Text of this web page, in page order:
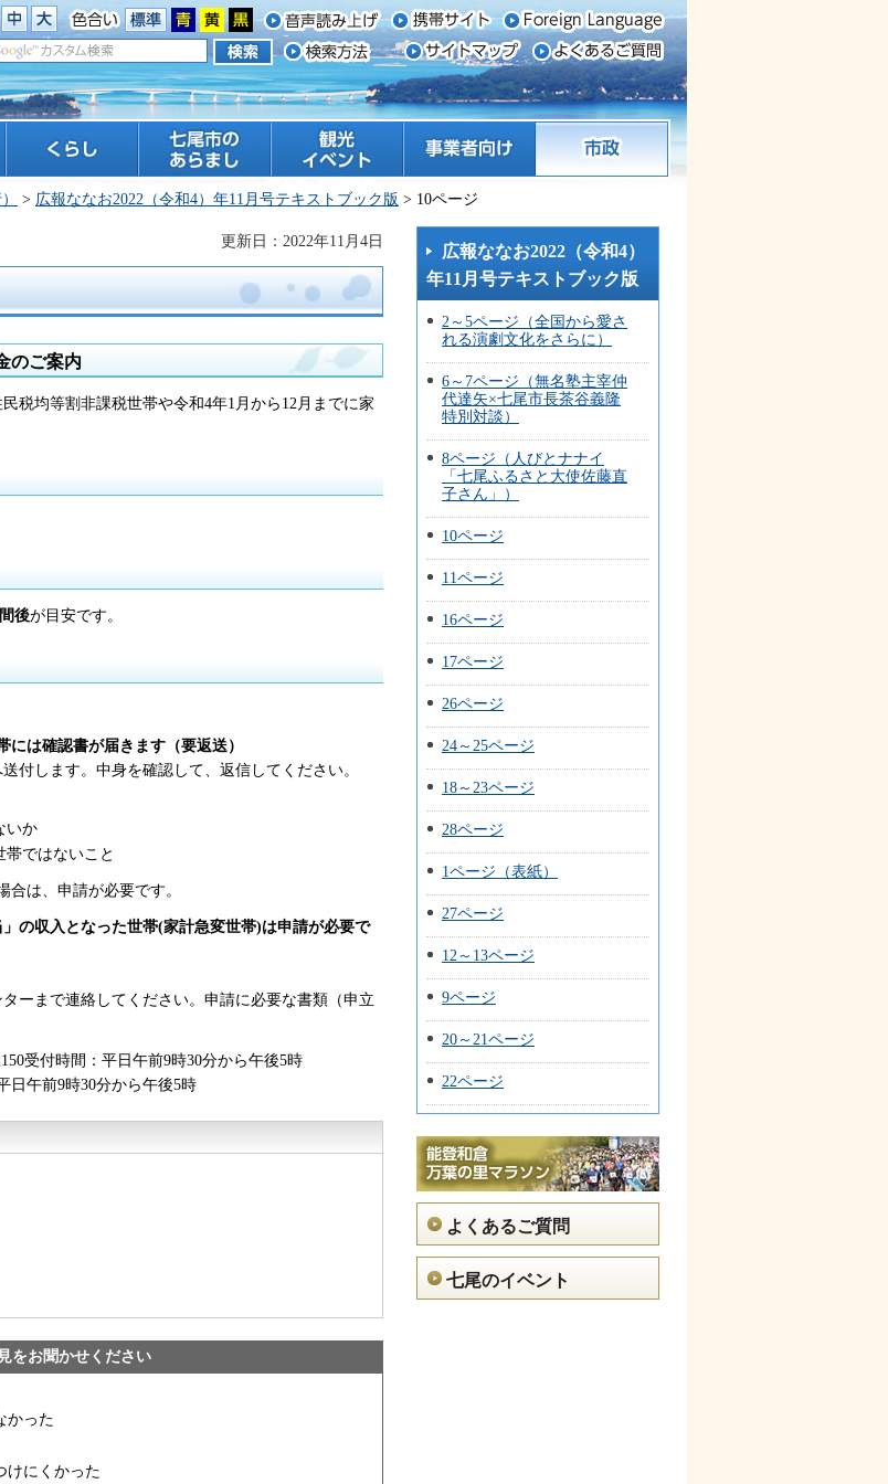
七尾市のあらまし 観光 イベント 市政
> 広報ななお2022（令和4）年11月号テキストブック版 > 10ページ
更新日：2022年11月4日
のご案内
税均等割非課税世帯や令和4年1月から12月までに家
後が目安です。
には確認書が届きます（要返送）
付します。中身を確認して、返信してください。
いか
ではないこと
は、申請が必要です。
の収入となった世帯(家計急変世帯)は申請が必要で
ーまで連絡してください。申請に必要な書類（申立
受付時間：平日午前9時30分から午後5時
日午前9時30分から午後5時
をお聞かせください
かった
けにくかった
広報ななお2022（令和4）
年11月号テキストブック版
2～5ページ（全国から愛さ
れる演劇文化をさらに）
6～7ページ（無名塾主宰仲
代達矢×七尾市長茶谷義隆
特別対談）
8ページ（人びとナナイ
「七尾ふるさと大使佐藤直
子さん」）
10ページ
11ページ
16ページ
17ページ
26ページ
24～25ページ
18～23ページ
28ページ
1ページ（表紙）
27ページ
12～13ページ
9ページ
20～21ページ
22ページ
よくあるご質問
七尾のイベント